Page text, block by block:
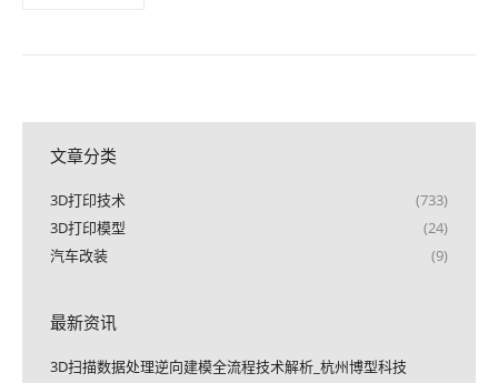
文章分类
3D打印技术
(733)
3D打印模型
(24)
汽车改装
(9)
最新资讯
3D扫描数据处理逆向建模全流程技术解析_杭州博型科技